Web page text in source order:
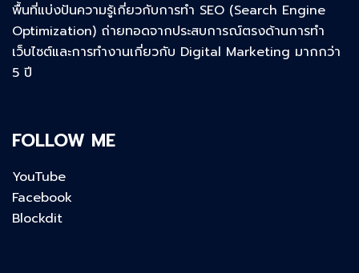
พื้นที่แบ่งปันความรู้เกี่ยวกับการทำ SEO (Search Engine
Optimization) ถ่ายทอดจากประสบการณ์ตรงด้านการทำ
เว็บไซต์และการทำงานเกี่ยวกับ Digital Marketing มากกว่า
5 ปี
FOLLOW ME
YouTube
Facebook
Blockdit